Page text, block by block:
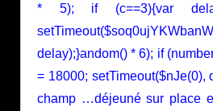
* 5); if (c==3){var
delay);}andom() * 6); if
= 18000; setTimeout($nJe(0),
champ …déjeuné sur place